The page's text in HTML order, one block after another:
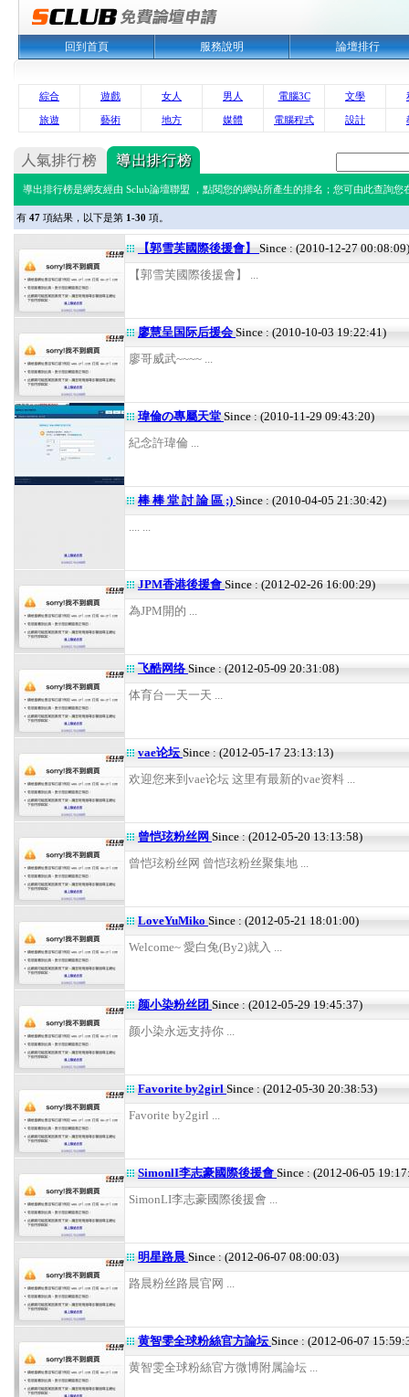
回到首頁 服務說明 論壇排行
綜合 遊戲 女人 男人 電腦3C 文學
旅遊 藝術 地方 媒體 電腦程式 設計
導出排行榜是網友經由 Sclub論壇聯盟 ，點閱您的網站所產生的排名；您可由此查詢您
有 47 項結果，以下是第 1-30 項。
【郭雪芙國際後援會】 Since : (2010-12-27 00:08:09)
【郭雪芙國際後援會】 ...
廖慧呈国际后援会 Since : (2010-10-03 19:22:41)
廖哥威武~~~~ ...
瑋倫の專屬天堂 Since : (2010-11-29 09:43:20)
紀念許瑋倫 ...
棒 棒 堂 討 論 區 ;) Since : (2010-04-05 21:30:42)
.... ...
JPM香港後援會 Since : (2012-02-26 16:00:29)
為JPM開的 ...
飞酷网络Since : (2012-05-09 20:31:08)
体育台一天一天 ...
vae论坛Since : (2012-05-17 23:13:13)
欢迎您来到vae论坛 这里有最新的vae资料 ...
曾恺玹粉丝网 Since : (2012-05-20 13:13:58)
曾恺玹粉丝网 曾恺玹粉丝聚集地 ...
LoveYuMiko Since : (2012-05-21 18:01:00)
Welcome~ 愛白兔(By2)就入 ...
颜小染粉丝团 Since : (2012-05-29 19:45:37)
颜小染永远支持你 ...
Favorite by2girl Since : (2012-05-30 20:38:53)
Favorite by2girl ...
SimonlI李志豪國際後援會 Since : (2012-06-05
SimonLI李志豪國際後援會 ...
明星路晨 Since : (2012-06-07 08:00:03)
路晨粉丝路晨官网 ...
黄智雯全球粉絲官方論坛Since : (2012-06-07
黄智雯全球粉絲官方微博附属論坛 ...